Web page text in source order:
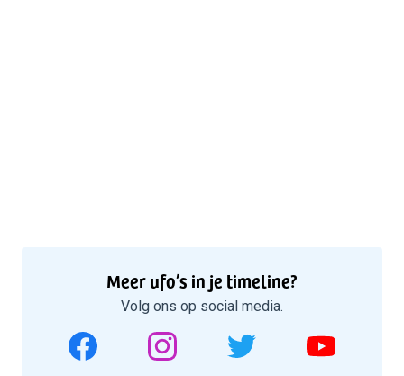
Meer ufo’s in je timeline?
Volg ons op social media.